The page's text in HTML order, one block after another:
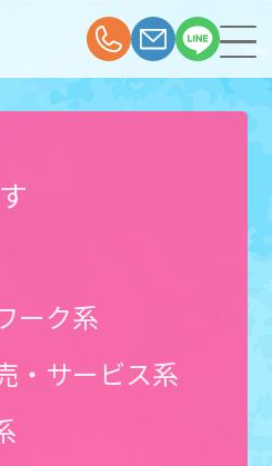
ーク系
・サービス系